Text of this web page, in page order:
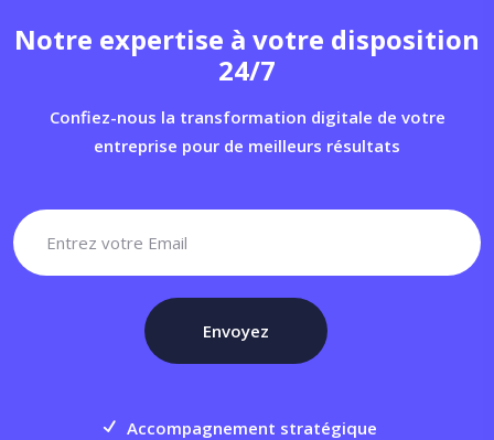
Notre expertise à votre disposition
24/7
Confiez-nous la transformation digitale de votre
entreprise pour de meilleurs résultats
Accompagnement stratégique